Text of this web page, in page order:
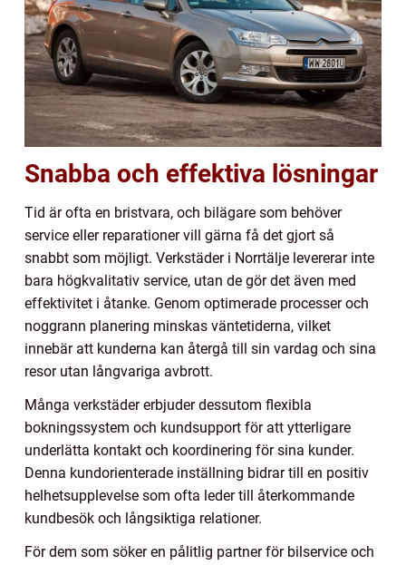
Snabba och effektiva lösningar
Tid är ofta en bristvara, och bilägare som behöver
service eller reparationer vill gärna få det gjort så
snabbt som möjligt. Verkstäder i Norrtälje levererar inte
bara högkvalitativ service, utan de gör det även med
effektivitet i åtanke. Genom optimerade processer och
noggrann planering minskas väntetiderna, vilket
innebär att kunderna kan återgå till sin vardag och sina
resor utan långvariga avbrott.
Många verkstäder erbjuder dessutom flexibla
bokningssystem och kundsupport för att ytterligare
underlätta kontakt och koordinering för sina kunder.
Denna kundorienterade inställning bidrar till en positiv
helhetsupplevelse som ofta leder till återkommande
kundbesök och långsiktiga relationer.
För dem som söker en pålitlig partner för bilservice och